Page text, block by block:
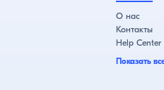
О нас
Контакты
Help Center
Показать